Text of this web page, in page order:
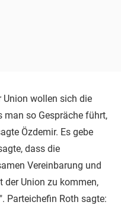
wollen sich die
man so Gespräche führt,
Özdemir. Es gebe
dass die
Vereinbarung und
Union zu kommen,
Parteichefin Roth sagte: